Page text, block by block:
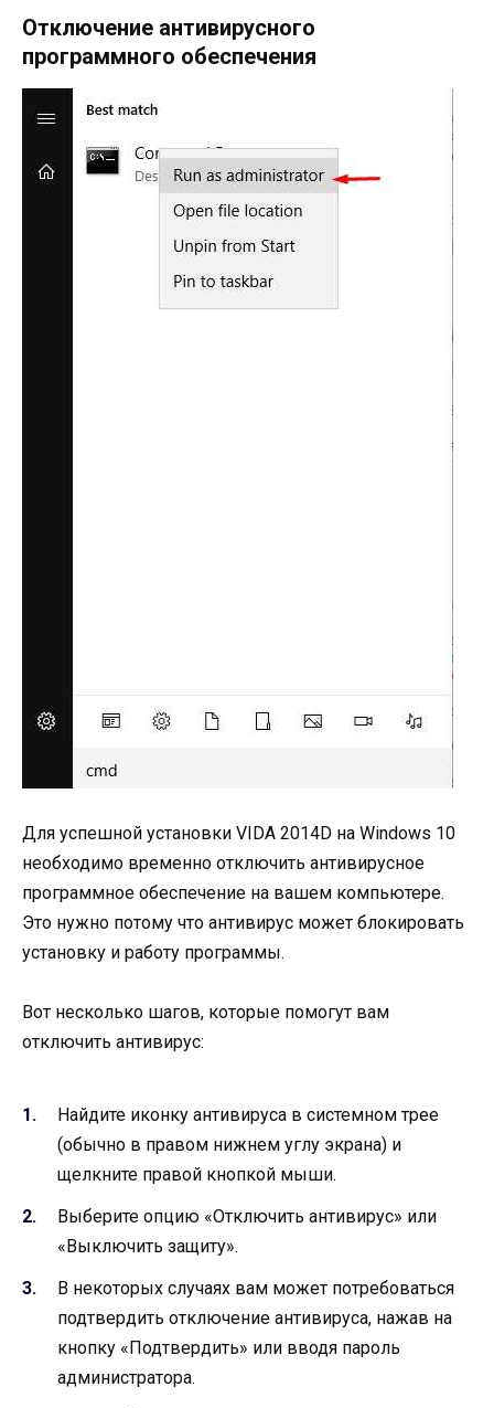
Отключение антивирусного
программного обеспечения
Для успешной установки VIDA 2014D на Windows 10
необходимо временно отключить антивирусное
программное обеспечение на вашем компьютере.
Это нужно потому что антивирус может блокировать
установку и работу программы.
Вот несколько шагов, которые помогут вам
отключить антивирус:
Найдите иконку антивируса в системном трее
(обычно в правом нижнем углу экрана) и
щелкните правой кнопкой мыши.
Выберите опцию «Отключить антивирус» или
«Выключить защиту».
В некоторых случаях вам может потребоваться
подтвердить отключение антивируса, нажав на
кнопку «Подтвердить» или вводя пароль
администратора.